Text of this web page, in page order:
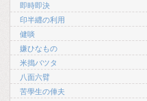
即時即決
印半纒の利用
健啖
嫌ひなもの
米搗バツタ
八面六臂
苦學生の俥夫